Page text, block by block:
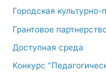
Городская
Грантовое
Доступная среда
Конкурс